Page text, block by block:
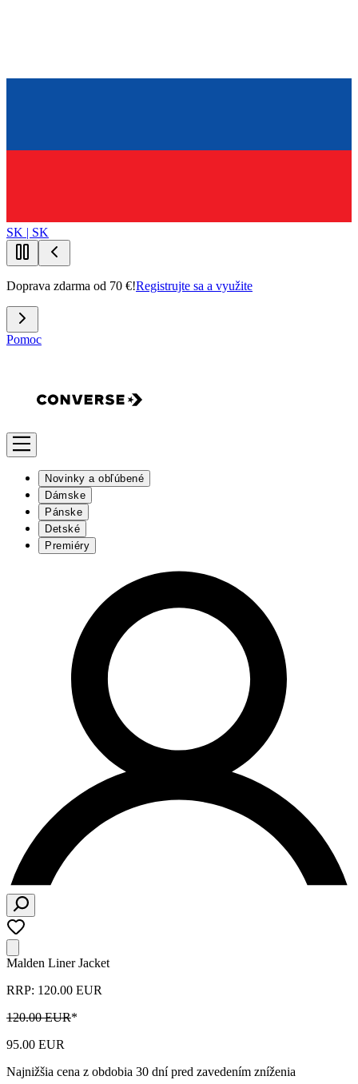
SK | SK
Doprava zdarma od 70 €!Registrujte sa a využite
Pomoc
Novinky a obľúbené
Dámske
Pánske
Detské
Premiéry
Malden Liner Jacket
RRP: 120.00 EUR
120.00 EUR*
95.00 EUR
Najnižšia cena z obdobia 30 dní pred zavedením zníženia